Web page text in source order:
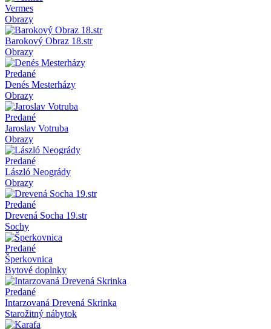
Vermes
Obrazy
Barokový Obraz 18.str
Obrazy
Predané
Denés Mesterházy
Obrazy
Predané
Jaroslav Votruba
Obrazy
Predané
László Neogrády
Obrazy
Predané
Drevená Socha 19.str
Sochy
Predané
Šperkovnica
Bytové doplnky
Predané
Intarzovaná Drevená Skrinka
Starožitný nábytok